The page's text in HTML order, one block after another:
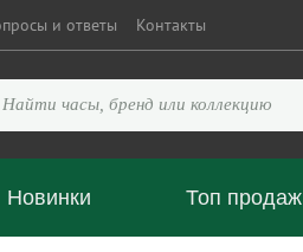
и ответы Контакты
Новинки Топ продаж